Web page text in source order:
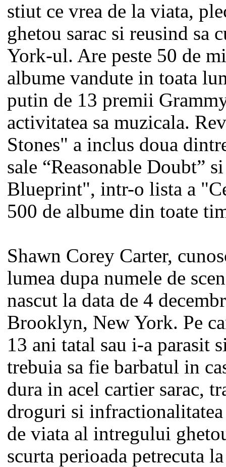
stiut ce vrea de la viata,
ghetou sarac si reusind sa
York-ul. Are peste 50 de
albume vandute in toata
putin de 13 premii
activitatea sa muzicala.
Stones" a inclus doua
sale “Reasonable Doubt”
Blueprint", intr-o lista a
500 de albume din toate
Shawn Corey Carter,
lumea dupa numele de
nascut la data de 4
Brooklyn, New York. Pe
13 ani tatal sau i-a parasit
trebuia sa fie barbatul in
dura in acel cartier sarac,
droguri si
de viata al intregului
scurta perioada petrecuta